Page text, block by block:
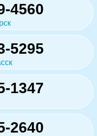
4560
5295
1347
2640